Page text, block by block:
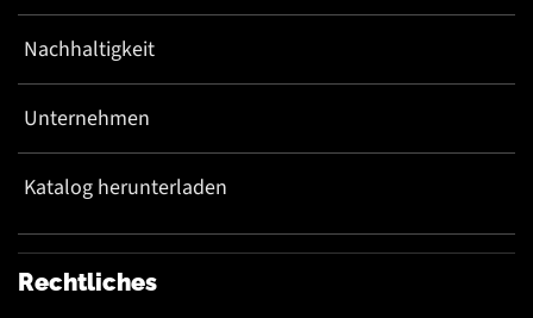
Nachhaltigkeit
Unternehmen
Katalog herunterladen
Rechtliches